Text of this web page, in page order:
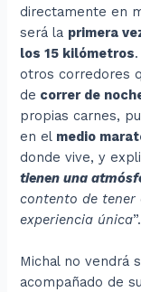
directamente en
será la primera
los 15 kilómetros
otros corredores
de correr de
propias carnes,
en el medio
donde vive, y
tienen una
contento de tener
experiencia única”.
Michal no vendrá
acompañado de